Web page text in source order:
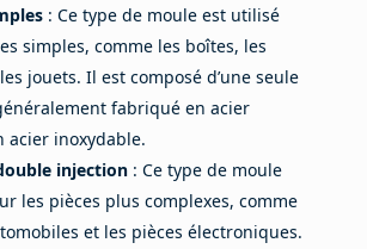
: Ce type de moule est utilisé
simples, comme les boîtes, les
jouets. Il est composé d’une seule
fabriqué en acier
acier inoxydable.
injection: Ce type de moule
les pièces plus complexes, comme
et les pièces électroniques.